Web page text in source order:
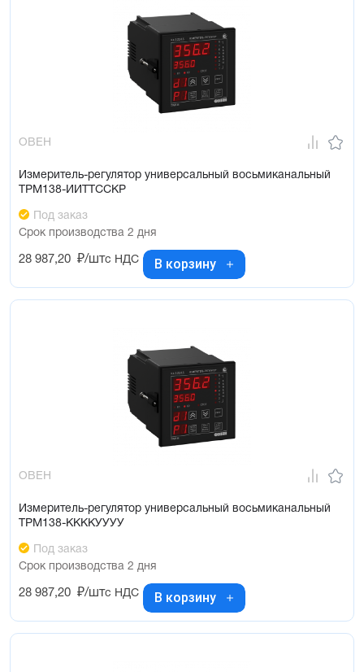
ОВЕН
Измеритель-регулятор универсальный восьмиканальный
ТРМ138-ИИТТССКР
Под заказ
Срок производства 2 дня
28 987,20 ₽/штс НДС В корзину
ОВЕН
Измеритель-регулятор универсальный восьмиканальный
ТРМ138-ККККУУУУ
Под заказ
Срок производства 2 дня
28 987,20 ₽/штс НДС В корзину